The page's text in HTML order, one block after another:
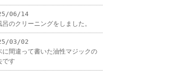
06/14
呂のクリーニングをしました。
03/02
に間違って書いた油性マジックの
です